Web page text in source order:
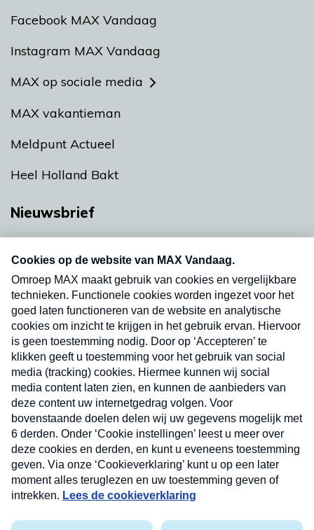
Facebook MAX Vandaag
Instagram MAX Vandaag
MAX op sociale media
MAX vakantieman
Meldpunt Actueel
Heel Holland Bakt
Nieuwsbrief
nieuwsbrief. Elke vrijdag- en dinsdagochtend in
uw mailbox.
Verzend
Nieuwsbrief
Neem hier een gratis abonnement op onze
nieuwsbrief. Elke vrijdag- en dinsdagochtend in uw